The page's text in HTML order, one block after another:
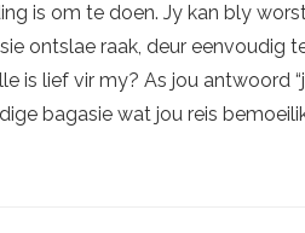
is om te doen. Jy kan bly
ontslae raak, deur eenvoudig
is lief vir my? As jou antwoord
bagasie wat jou reis